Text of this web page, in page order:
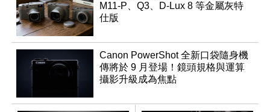
M11-P、Q3、D-Lux 8 等金屬灰特
仕版
Canon PowerShot 全新口袋隨身機
傳將於 9 月登場！鏡頭規格與運算
攝影升級成為焦點